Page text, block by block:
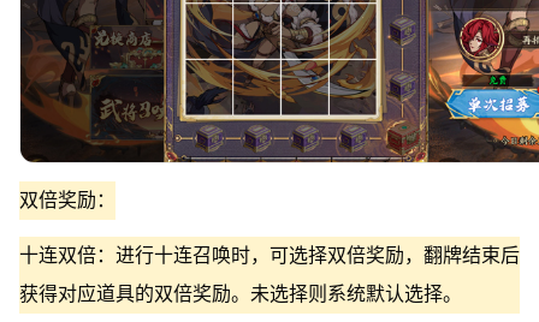
双倍奖励：
十连双倍：进行十连召唤时，可选择双倍奖励，翻牌结束后
获得对应道具的双倍奖励。未选择则系统默认选择。